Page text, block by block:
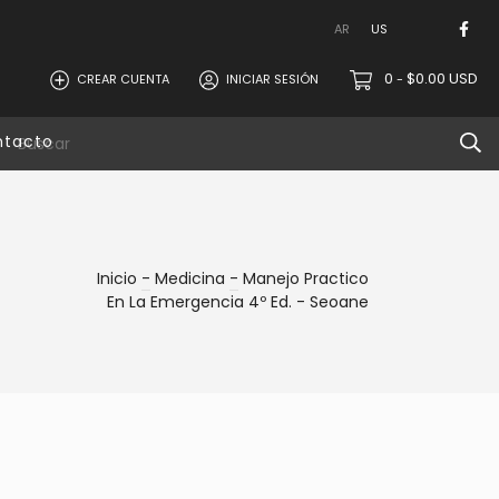
AR US
CREAR CUENTA INICIAR SESIÓN 0 - $0.00 USD
Inicio - Medicina - Manejo Practico
En La Emergencia 4º Ed. - Seoane